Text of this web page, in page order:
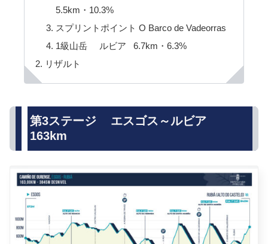
5.5km・10.3%
スプリントポイント O Barco de Vadeorras
1級山岳 ルビア 6.7km・6.3%
リザルト
第3ステージ エスゴス～ルビア
163km